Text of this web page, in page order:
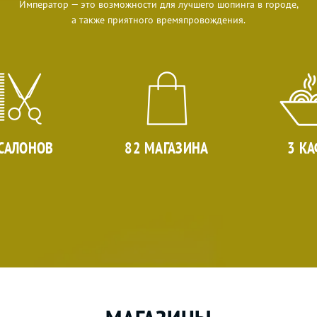
Император — это возможности для лучшего шопинга в городе,
а также приятного времяпровождения.
82 МАГАЗИНА 3